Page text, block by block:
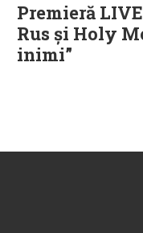
Premieră
Rus și Holy
inimi”